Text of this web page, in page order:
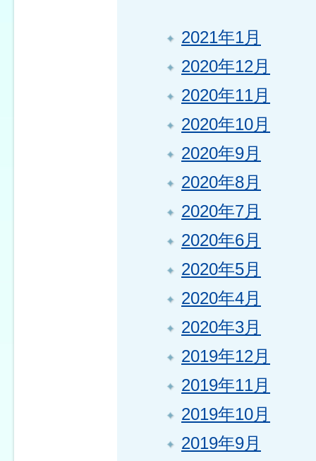
2021年1月
2020年12月
2020年11月
2020年10月
2020年9月
2020年8月
2020年7月
2020年6月
2020年5月
2020年4月
2020年3月
2019年12月
2019年11月
2019年10月
2019年9月